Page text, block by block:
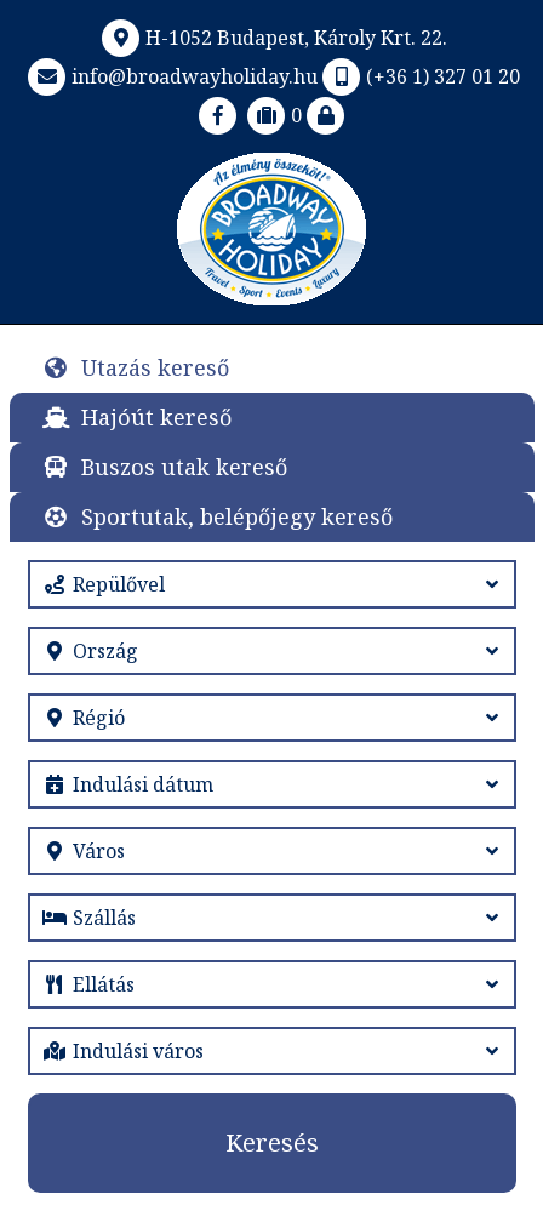
H-1052 Budapest, Károly Krt. 22.
info@broadwayholiday.hu
(+36 1) 327 01 20
0
Utazás kereső
Hajóút kereső
Buszos utak kereső
Sportutak, belépőjegy kereső
Keresés